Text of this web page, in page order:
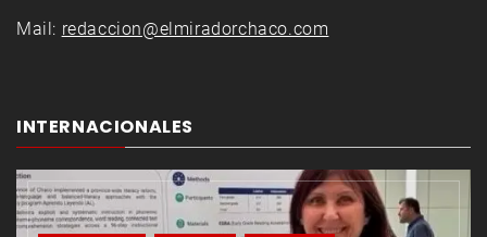
Mail: redaccion@elmiradorchaco.com
INTERNACIONALES